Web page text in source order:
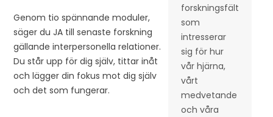
Genom tio spännande moduler,
säger du JA till senaste forskning
gällande interpersonella relationer.
Du står upp för dig själv, tittar inåt
och lägger din fokus mot dig själv
och det som fungerar.
forskningsfält
som
intresserar
sig för hur
vår hjärna,
vårt
medvetande
och våra